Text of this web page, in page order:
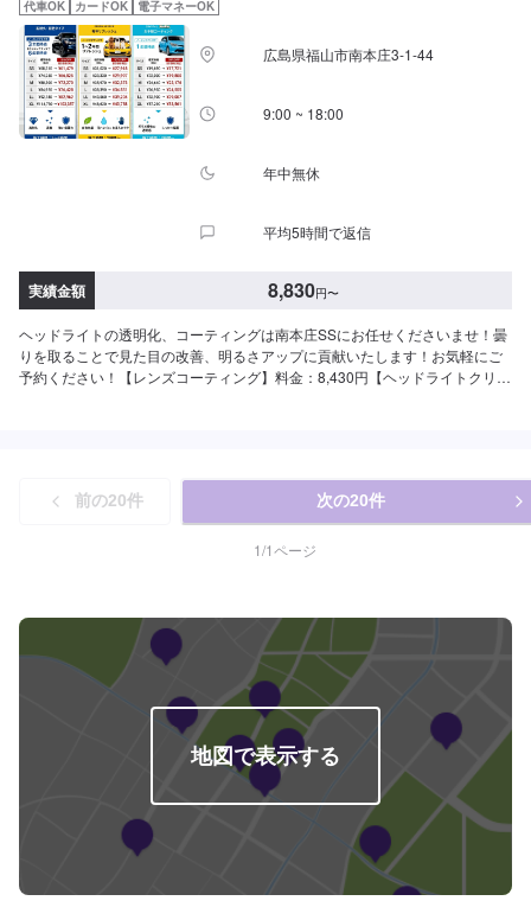
代車OK カードOK 電子マネーOK
広島県福山市南本庄3-1-44
9:00 ~ 18:00
年中無休
平均5時間で返信
実績金額 8,830円〜
ヘッドライトの透明化、コーティングは南本庄SSにお任せくださいませ！曇
りを取ることで見た目の改善、明るさアップに貢献いたします！お気軽にご
予約ください！【レンズコーティング】料金：8,430円【ヘッドライトクリー
前の20件 次の20件
1/1ページ
地図で表示する